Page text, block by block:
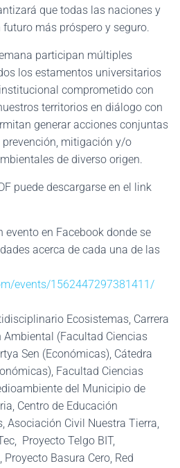
que todas las naciones y
más próspero y seguro.
participan múltiples
los estamentos universitarios
comprometido con
territorios en diálogo con
generar acciones conjuntas
mitigación y/o
de diverso origen.
puede descargarse en el link
evento en Facebook donde se
acerca de cada una de las
events/1562447297381411/
Ecosistemas, Carrera
(Facultad Ciencias
Sen (Económicas), Cátedra
Facultad Ciencias
del Municipio de
Centro de Educación
Asociación Civil Nuestra Tierra,
Proyecto Telgo BIT,
Basura Cero, Red